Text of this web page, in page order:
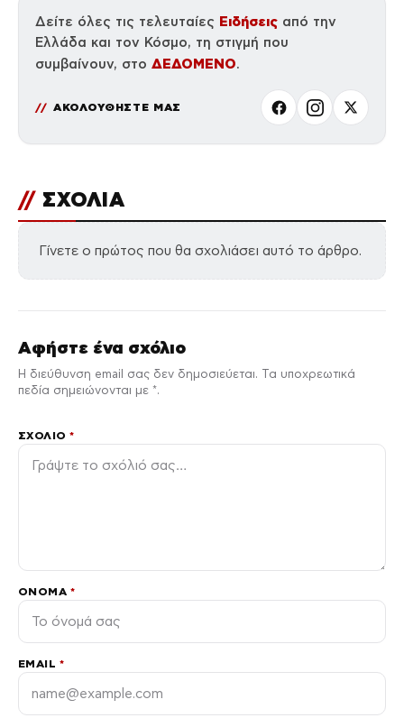
Δείτε όλες τις τελευταίες Ειδήσεις από την
Ελλάδα και τον Κόσμο, τη στιγμή που
συμβαίνουν, στο ΔΕΔΟΜΕΝΟ.
ΑΚΟΛΟΥΘΗΣΤΕ ΜΑΣ
// ΣΧΟΛΙΑ
Γίνετε ο πρώτος που θα σχολιάσει αυτό το άρθρο.
Αφήστε ένα σχόλιο
Η διεύθυνση email σας δεν δημοσιεύεται. Τα υποχρεωτικά
πεδία σημειώνονται με *.
ΣΧΌΛΙΟ*
ΌΝΟΜΑ *
EMAIL *